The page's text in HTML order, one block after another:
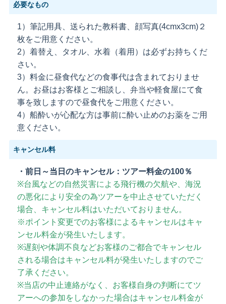
必要なもの
1）筆記用具、送られた教科書、顔写真(4cmx3cm)２
枚をご用意ください。
2）着替え、タオル、水着（着用）は必ずお持ちくだ
さい。
3） 料金に昼食代などの食事代は含まれておりませ
ん。お昼はお客様とご相談し、弁当や軽食屋にて食
事を致しますので昼食代をご用意ください。
4） 船酔いが心配な方は事前に酔い止めのお薬をご用
意ください。
キャンセル料
・前日～当日のキャンセル：ツアー料金の100％
※台風などの自然災害による飛行機の欠航や、海況
の悪化により安全の為ツアーを中止させていただく
場合、キャンセル料はいただいておりません。
※ポイント変更でのお客様によるキャンセルはキャ
ンセル料金が発生いたします。
※遅刻や体調不良などお客様のご都合でキャンセル
される場合はキャンセル料が発生いたしますのでご
了承ください。
※当店の中止連絡がなく、お客様自身の判断にてツ
アーへの参加をしなかった場合はキャンセル料金が